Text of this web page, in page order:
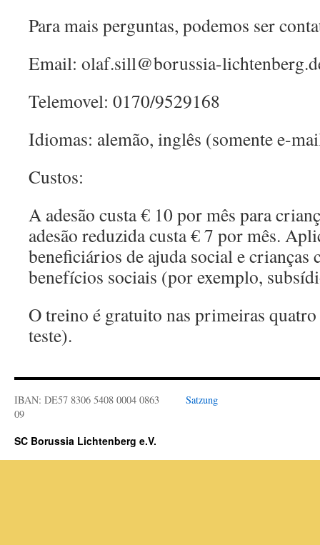
Para mais perguntas, podemos ser
Email: olaf.sill@borussia-
Telemovel: 0170/9529168
Idiomas: alemão, inglês (somente e-
Custos:
A adesão custa € 10 por mês para
adesão reduzida custa € 7 por mês.
beneficiários de ajuda social e crianças
benefícios sociais (por exemplo,
O treino é gratuito nas primeiras
teste).
IBAN: DE57 8306 5408 0004 0863
09
Satzung
SC Borussia Lichtenberg e.V.